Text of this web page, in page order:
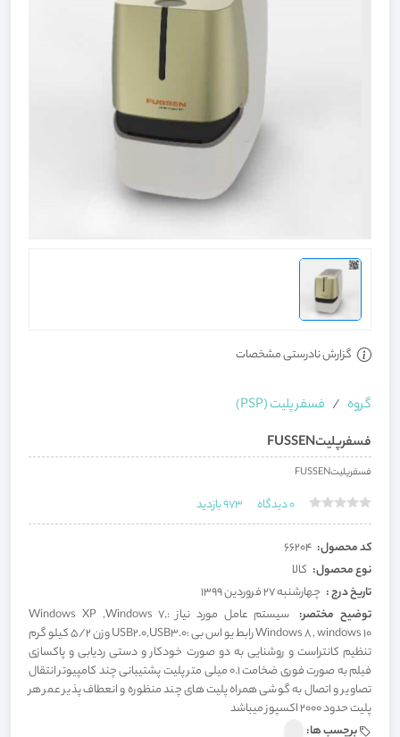
گزارش نادرستی مشخصات
گروه
فسفر پلیت (PSP)
فسفرپلیتFUSSEN
فسفرپلیتFUSSEN
0دیدگاه 973بازدید
کد محصول: 66204
نوع محصول: کالا
تاریخ درج : چهارشنبه 27 فروردین 1399
توضیح مختصر:
سیستم عامل مورد نیاز :Windows XP ,Windows 7,
Windows 8 , windows 10 رابط یو اس بی :USB2.0,USB3.0 وزن ۵/2 کیلو گرم
تنظیم کانتراست و روشنایی به دو صورت خودکار و دستی ردیابی و پاکسازی
فیلم به صورت فوری ضخامت ۰.۱ میلی متر پلیت پشتیبانی چند کامپیوتر انتقال
تصاویر و اتصال به گوشی همراه پلیت های چند منظوره و انعطاف پذیر عمر هر
پلیت حدود 2000 اکسپوز میباشد
برچسب ها: